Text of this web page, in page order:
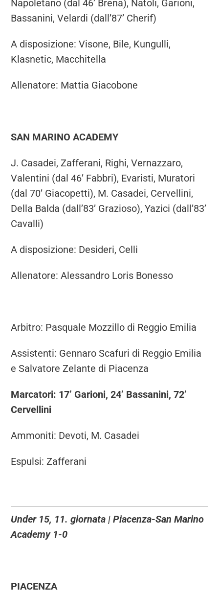
Napoletano (dal 46’ Brena), Natoli, Garioni,
Bassanini, Velardi (dall’87’ Cherif)
A disposizione: Visone, Bile, Kungulli,
Klasnetic, Macchitella
Allenatore: Mattia Giacobone
SAN MARINO ACADEMY
J. Casadei, Zafferani, Righi, Vernazzaro,
Valentini (dal 46’ Fabbri), Evaristi, Muratori
(dal 70’ Giacopetti), M. Casadei, Cervellini,
Della Balda (dall’83’ Grazioso), Yazici (dall’83’
Cavalli)
A disposizione: Desideri, Celli
Allenatore: Alessandro Loris Bonesso
Arbitro: Pasquale Mozzillo di Reggio Emilia
Assistenti: Gennaro Scafuri di Reggio Emilia
e Salvatore Zelante di Piacenza
Marcatori: 17’ Garioni, 24’ Bassanini, 72’
Cervellini
Ammoniti: Devoti, M. Casadei
Espulsi: Zafferani
Under 15, 11. giornata | Piacenza-San Marino
Academy 1-0
PIACENZA